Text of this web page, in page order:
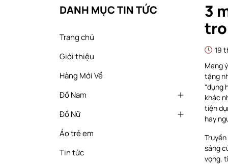
DANH MỤC TIN TỨC
Trang chủ
Giới thiệu
Hàng Mới Về
Đồ Nam
Đồ Nữ
Áo trẻ em
Tin tức
3
19
Mang
tặng
“đụng
khác
tiện
hay
sáng
vọng,